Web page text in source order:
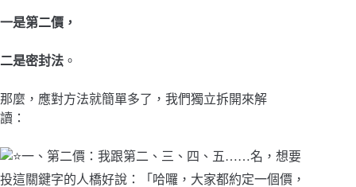
一是第二價，
二是密封法 。
那麼，應對方法就簡單多了，我們獨立拆開來解
讀：
一、第二價：我跟第二、三、四、五……名，想要
投這關鍵字的人橋好說：「哈囉，大家都約定一個價，